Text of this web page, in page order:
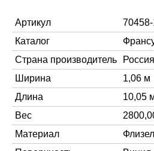
Артикул
Каталог
Страна производитель
Россия
Ширина
1,06 м
Длина
10,05
Вес
Материал